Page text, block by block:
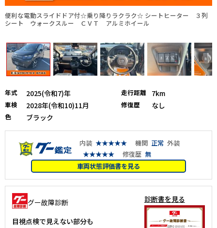
便利な電動スライドドア付☆乗り降りラクラク☆ シートヒーター ３列
シート ウォークスルー ＣＶＴ アルミホイール
年式 2025(令和7)年 走行距離 7km
車検 2028年(令和10)11月 修復歴 なし
色 ブラック
内装 ★★★★★ 機関 正常 外装
★★★★★
修復歴 無
車両状態評価書を見る
グー故障診断
目視点検で見えない部分も
診断書を見る